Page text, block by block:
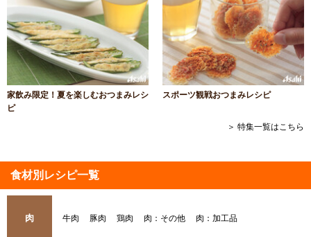
家飲み限定！夏を楽しむおつまみレシ
ピ
スポーツ観戦おつまみレシピ
＞ 特集一覧はこちら
食材別レシピ一覧
肉 牛肉 豚肉 鶏肉 肉：その他 肉：加工品